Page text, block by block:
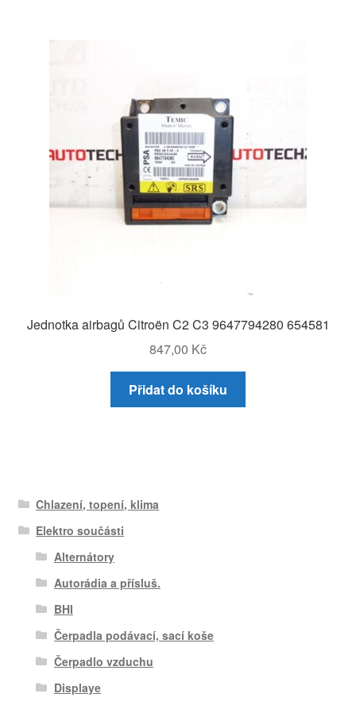
Jednotka airbagů Citroën C2 C3 9647794280 654581
847,00 Kč
Přidat do košíku
Chlazení, topení, klima
Elektro součásti
Alternátory
Autorádia a přísluš.
BHI
Čerpadla podávací, sací koše
Čerpadlo vzduchu
Displaye